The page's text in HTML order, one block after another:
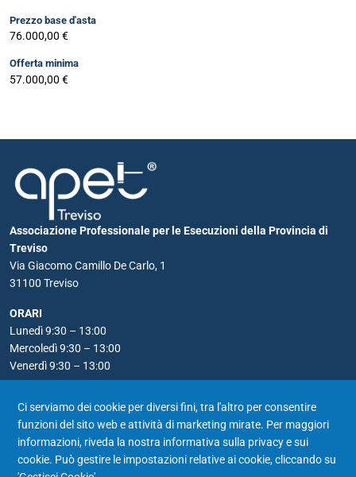
Prezzo base d'asta
76.000,00 €
Offerta minima
57.000,00 €
Associazione Professionale per le Esecuzioni della Provincia di
Treviso
Via Giacomo Camillo De Carlo, 1
31100 Treviso
ORARI
Lunedì 9:30 – 13:00
Mercoledì 9:30 – 13:00
Venerdì 9:30 – 13:00
Telefono: 0422 590556
Email:apet@notariato.it
PEC: apet@postacertificata.notariato.it
Ci serviamo dei cookie per diversi fini, tra l'altro per consentire
funzioni del sito web e attività di marketing mirate. Per maggiori
informazioni, riveda la nostra informativa sulla privacy e sui
cookie. Può gestire le impostazioni relative ai cookie, cliccando su